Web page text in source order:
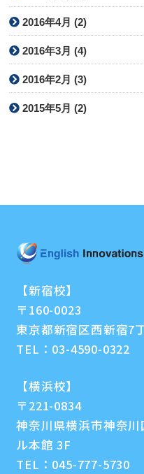
2016年4月 (2)
2016年3月 (4)
2016年2月 (3)
2015年5月 (2)
【新宿校】
〒160-0023
東京都新宿区西新宿7
TEL： 03-4590-0322
【横浜校】
〒221-0834
神奈川県横浜市神奈
ル本館 3F
TEL： 045-777-5730